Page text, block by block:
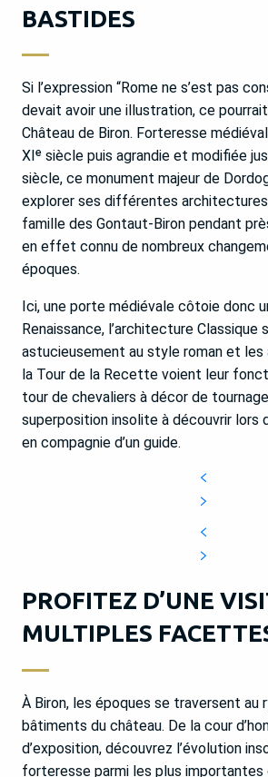
BASTIDES
Si l’expression “Rome ne s’est pas
devait avoir une illustration, ce
Château de Biron. Forteresse
XIᵉ siècle puis agrandie et modifiée
siècle, ce monument majeur de
explorer ses différentes
famille des Gontaut-Biron pendant
en effet connu de nombreux
époques.
Ici, une porte médiévale côtoie donc
Renaissance, l’architecture Classique
astucieusement au style roman et
la Tour de la Recette voient leur
tour de chevaliers à décor de
superposition insolite à découvrir lors
en compagnie d’un guide.
PROFITEZ D’UNE
MULTIPLES
À Biron, les époques se traversent au
bâtiments du château. De la cour
d’exposition, découvrez l’évolution
forteresse parmi les plus importantes